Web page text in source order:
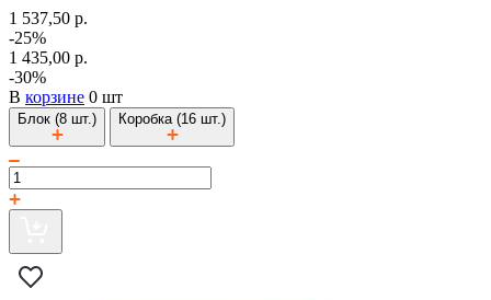
1 537,50 р.
-25%
1 435,00 р.
-30%
В корзине 0 шт
Блок (8 шт.) Коробка (16 шт.)